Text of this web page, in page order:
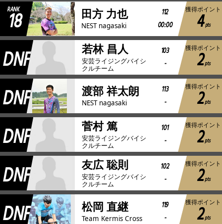
RANK
18 田方 力也
NEST nagasaki
112
00:00
獲得ポイント
4 pts
DNF 若林 昌人
安芸ライジングバイシ
クルチーム
103
-
獲得ポイント
2pts
DNF 渡部 祥太朗
NEST nagasaki
113
-
獲得ポイント
2pts
DNF 菅村 篤
安芸ライジングバイシ
クルチーム
101
-
獲得ポイント
2pts
DNF 友広 聡則
安芸ライジングバイシ
クルチーム
102
-
獲得ポイント
2pts
DNF 松岡 直継
Team Kermis Cross
119
-
獲得ポイント
2pts